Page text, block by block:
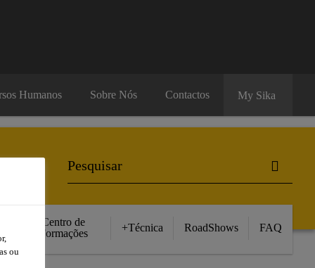
Humanos Sobre Nós Contactos My Sika
Centro de
Formações
+Técnica RoadShows FAQ
ou